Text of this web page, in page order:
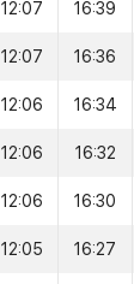
12:07 16:39
12:07 16:36
12:06 16:34
12:06 16:32
12:06 16:30
12:05 16:27